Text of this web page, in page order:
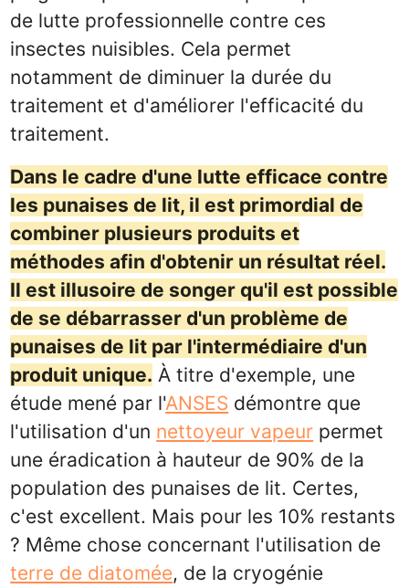
de lutte professionnelle contre ces
insectes nuisibles. Cela permet
notamment de diminuer la durée du
traitement et d'améliorer l'efficacité du
traitement.
Dans le cadre d'une lutte efficace contre
les punaises de lit, il est primordial de
combiner plusieurs produits et
méthodes afin d'obtenir un résultat réel.
Il est illusoire de songer qu'il est possible
de se débarrasser d'un problème de
punaises de lit par l'intermédiaire d'un
produit unique. À titre d'exemple, une
étude mené par l'ANSES démontre que
l'utilisation d'un nettoyeur vapeur permet
une éradication à hauteur de 90% de la
population des punaises de lit. Certes,
c'est excellent. Mais pour les 10% restants
? Même chose concernant l'utilisation de
terre de diatomée, de la cryogénie